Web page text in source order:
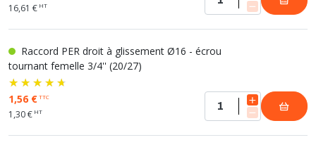
16,61 € HT
Raccord PER droit à glissement Ø16 - écrou
tournant femelle 3/4'' (20/27)
1,56 €TTC
1,30 € HT